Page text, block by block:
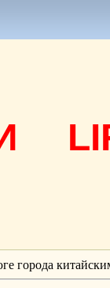
города